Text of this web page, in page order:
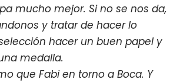
mucho mejor. Si no se nos da,
y tratar de hacer lo
hacer un buen papel y
medalla.
que Fabi en torno a Boca. Y